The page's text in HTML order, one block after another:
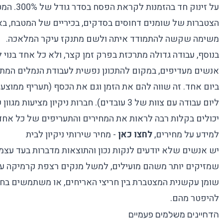
על
הצטברות של שומנים דחוסים בסדקים, בכיריים של המטבח,
משימה שקשה להתמודד איתה ולשם מתנקז עיקר המלאכה.
בנוסף, עבודה גדולה מתרכזת בפרק זמן קצר, ולא כל אחד בנוי
אנשים מעדיפים, במקום להתכונן נפשית לעבודת הנמלים
ליום עבודה עם צוות של 3 עובדים). חברות ניקיון מציעות מגוון
יכולים בקלות רבה לראות את המחירים והתעריפים של כל
למידע על מחירים,לחצו כאן - מחיר שירותי ניקיון לבית
יש אנשים שלא יודעים לנקות נכון והתוצאות מדברות בעד
שמזיקים יותר משהם מועילים, למשל מנקים רצפת קרמיקה
שומן עקשנית המצטברת בין חריצי האריחים, או משתמשים
להיפטר מהם.
הדחיינים משלמים פעמיים